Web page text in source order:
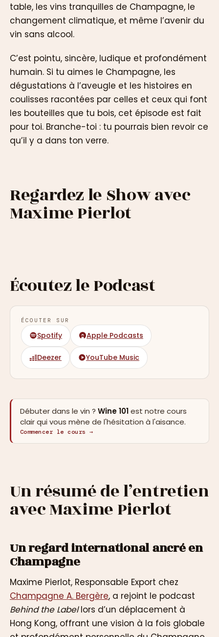
table, les vins tranquilles de Champagne, le
changement climatique, et même l’avenir du
vin sans alcool.
C’est pointu, sincère, ludique et profondément
humain. Si tu aimes le Champagne, les
dégustations à l’aveugle et les histoires en
coulisses racontées par celles et ceux qui font
les bouteilles que tu bois, cet épisode est fait
pour toi. Branche-toi : tu pourrais bien revoir ce
qu’il y a dans ton verre.
Regardez le Show avec
Maxime Pierlot
Écoutez le Podcast
ÉCOUTER SUR
Spotify Apple Podcasts
Deezer YouTube Music
Débuter dans le vin ? Wine 101est notre cours
clair qui vous mène de l'hésitation à l'aisance.
Commencer le cours →
Un résumé de l’entretien
avec Maxime Pierlot
Un regard international ancré en
Champagne
Maxime Pierlot, Responsable Export chez
Champagne A. Bergère, a rejoint le podcast
Behind the Labellors d’un déplacement à
Hong Kong, offrant une vision à la fois globale